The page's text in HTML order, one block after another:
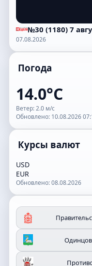
№30 (1180) 7
07.08.2026
Погода
14.0°C
Ветер: 2.0 м/с
Обновлено: 10.08.2026
Курсы валют
USD
EUR
Обновлено: 08.08.2026